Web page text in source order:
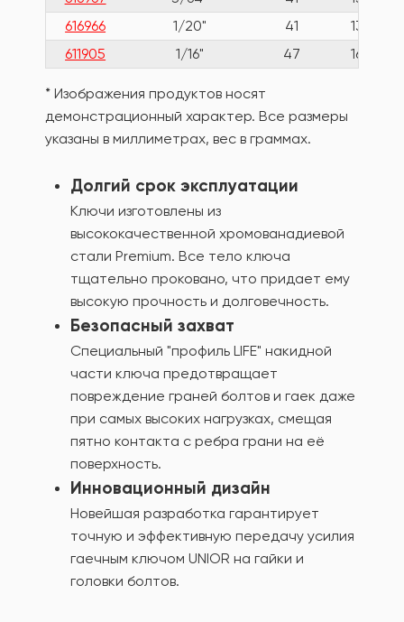
616966
1/20" 41
13
611905
1/16" 47 16
* Изображения продуктов носят
демонстрационный характер. Все размеры
указаны в миллиметрах, вес в граммах.
Долгий срок эксплуатации
Ключи изготовлены из
высококачественной хромованадиевой
стали Premium. Все тело ключа
тщательно проковано, что придает ему
высокую прочность и долговечность.
Безопасный захват
Специальный "профиль LIFE" накидной
части ключа предотвращает
повреждение граней болтов и гаек даже
при самых высоких нагрузках, смещая
пятно контакта с ребра грани на её
поверхность.
Инновационный дизайн
Новейшая разработка гарантирует
точную и эффективную передачу усилия
гаечным ключом UNIOR на гайки и
головки болтов.